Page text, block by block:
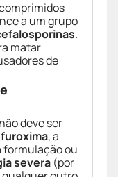
a um grupo
.
matar
de
deve ser
, a
ou
severa (por